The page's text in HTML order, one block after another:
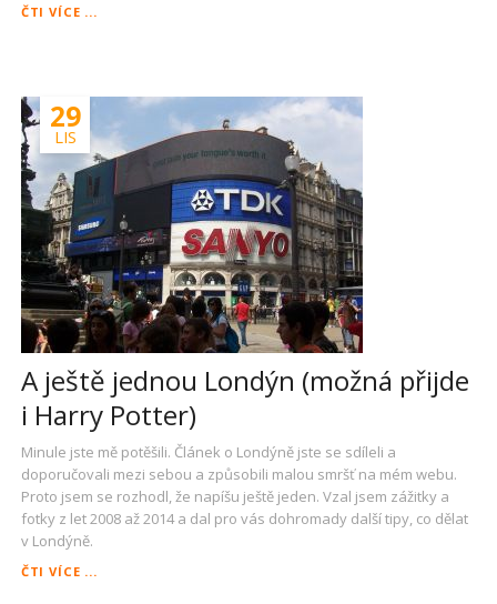
ČTI VÍCE ...
29
LIS
A ještě jednou Londýn (možná přijde
i Harry Potter)
Minule jste mě potěšili. Článek o Londýně jste se sdíleli a
doporučovali mezi sebou a způsobili malou smršť na mém webu.
Proto jsem se rozhodl, že napíšu ještě jeden. Vzal jsem zážitky a
fotky z let 2008 až 2014 a dal pro vás dohromady další tipy, co dělat
v Londýně.
ČTI VÍCE ...